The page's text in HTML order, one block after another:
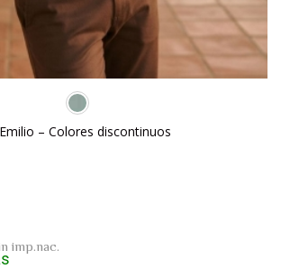
– Colores discontinuos
imp.nac.